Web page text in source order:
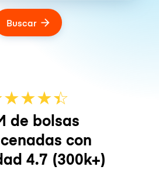
Buscar
★★★☆
★
de bolsas
con
4.7 (300k+)